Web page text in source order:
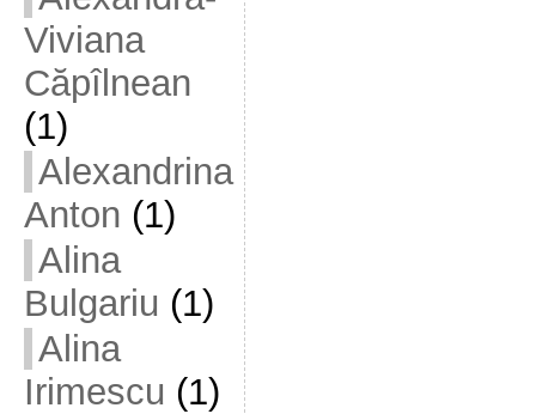
Viviana
Căpîlnean
(1)
Alexandrina
Anton (1)
Alina
Bulgariu (1)
Alina
Irimescu (1)